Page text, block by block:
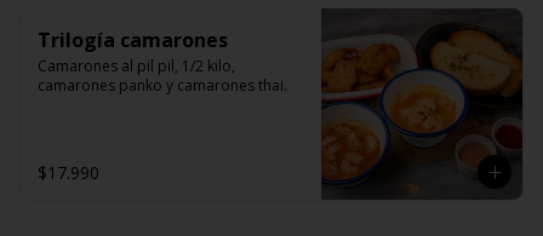
Trilogía camarones
Camarones al pil pil, 1/2 kilo,
camarones panko y camarones thai.
$17.990